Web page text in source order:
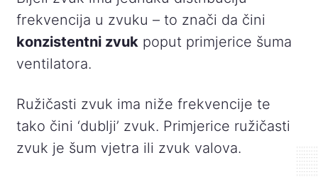
frekvencija u zvuku – to znači da čini
konzistentni zvuk poput primjerice šuma
ventilatora.
Ružičasti zvuk ima niže frekvencije te
tako čini ‘dublji’ zvuk. Primjerice ružičasti
zvuk je šum vjetra ili zvuk valova.